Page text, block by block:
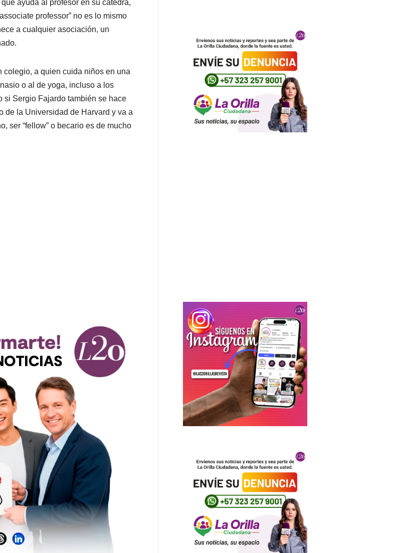
ayuda al profesor en su cátedra,
professor” no es lo mismo
a cualquier asociación, un
colegio, a quien cuida niños en una
o al de yoga, incluso a los
si Sergio Fajardo también se hace
de la Universidad de Harvard y va a
ser “fellow” o becario es de mucho